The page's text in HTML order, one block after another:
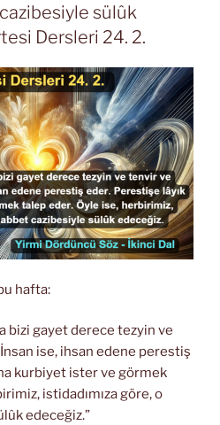
sülûk
Dersleri 24. 2.
hafta:
bizi gayet derece tezyin ve
ise, ihsan edene perestiş
kurbiyet ister ve görmek
istidadımıza göre, o
edeceğiz.”